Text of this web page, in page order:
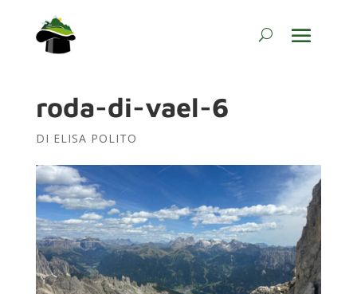
roda-di-vael-6
DI ELISA POLITO